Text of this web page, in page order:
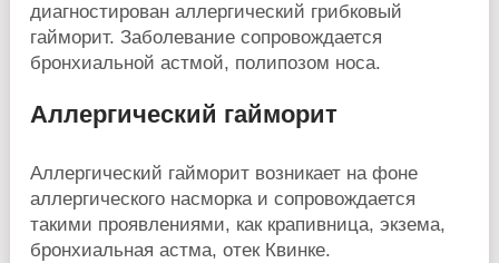
диагностирован аллергический грибковый
гайморит. Заболевание сопровождается
бронхиальной астмой, полипозом носа.
Аллергический гайморит
Аллергический гайморит возникает на фоне
аллергического насморка и сопровождается
такими проявлениями, как крапивница, экзема,
бронхиальная астма, отек Квинке.